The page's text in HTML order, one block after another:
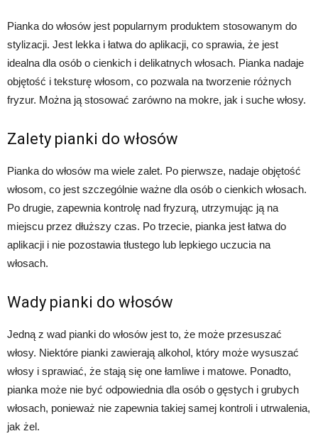
Pianka do włosów jest popularnym produktem stosowanym do
stylizacji. Jest lekka i łatwa do aplikacji, co sprawia, że jest
idealna dla osób o cienkich i delikatnych włosach. Pianka nadaje
objętość i teksturę włosom, co pozwala na tworzenie różnych
fryzur. Można ją stosować zarówno na mokre, jak i suche włosy.
Zalety pianki do włosów
Pianka do włosów ma wiele zalet. Po pierwsze, nadaje objętość
włosom, co jest szczególnie ważne dla osób o cienkich włosach.
Po drugie, zapewnia kontrolę nad fryzurą, utrzymując ją na
miejscu przez dłuższy czas. Po trzecie, pianka jest łatwa do
aplikacji i nie pozostawia tłustego lub lepkiego uczucia na
włosach.
Wady pianki do włosów
Jedną z wad pianki do włosów jest to, że może przesuszać
włosy. Niektóre pianki zawierają alkohol, który może wysuszać
włosy i sprawiać, że stają się one łamliwe i matowe. Ponadto,
pianka może nie być odpowiednia dla osób o gęstych i grubych
włosach, ponieważ nie zapewnia takiej samej kontroli i utrwalenia,
jak żel.